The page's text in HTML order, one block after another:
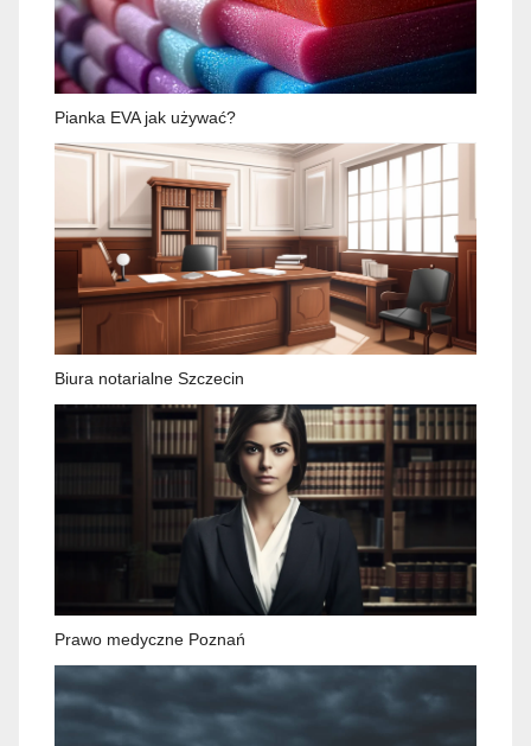
Pianka EVA jak używać?
Biura notarialne Szczecin
Prawo medyczne Poznań